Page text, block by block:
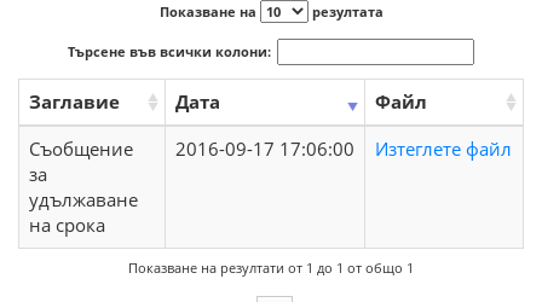
Показване на резултата
Търсене във всички колони:
Заглавие Дата
Файл
Съобщение
за
удължаване
на срока
2016-09-17 17:06:00 Изтеглете файл
Показване на резултати от 1 до 1 от общо 1